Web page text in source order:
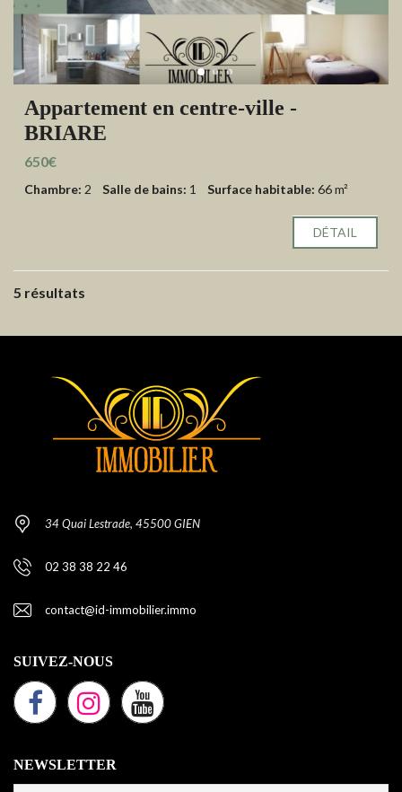
Appartement en centre-ville -
BRIARE
650€
Chambre: 2 Salle de bains: 1 Surface habitable: 66 m²
DÉTAIL
5 résultats
34 Quai Lestrade, 45500 GIEN
02 38 38 22 46
contact@id-immobilier.immo
SUIVEZ-NOUS
NEWSLETTER